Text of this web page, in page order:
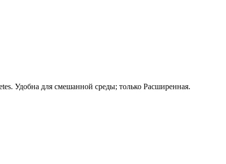
Удобна для смешанной среды; только Расширенная.